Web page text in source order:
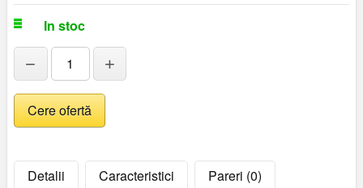
In stoc
− +
Detalii Caracteristici Pareri (0)